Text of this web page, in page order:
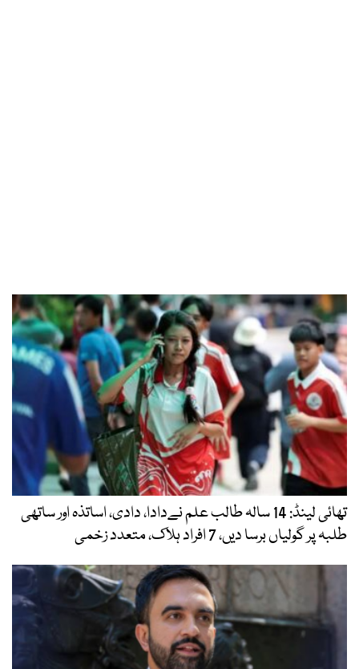
تھائی لینڈ: 14 سالہ طالب علم نےدادا، دادی، اساتذہ اور ساتھی
طلبہ پر گولیاں برسا دیں، 7 افراد ہلاک، متعدد زخمی